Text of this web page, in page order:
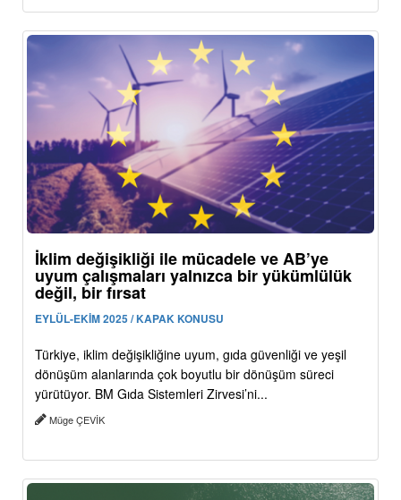
İklim değişikliği ile mücadele ve AB’ye
uyum çalışmaları yalnızca bir yükümlülük
değil, bir fırsat
EYLÜL-EKİM 2025 / KAPAK KONUSU
Türkiye, iklim değişikliğine uyum, gıda güvenliği ve yeşil
dönüşüm alanlarında çok boyutlu bir dönüşüm süreci
yürütüyor. BM Gıda Sistemleri Zirvesi’ni...
Müge ÇEVİK